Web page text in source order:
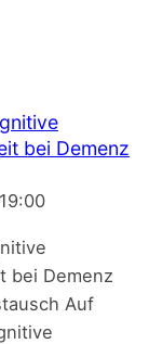
bei Demenz
19:00
bei Demenz
Auf